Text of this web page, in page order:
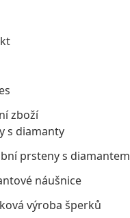
zboží
s diamanty
prsteny s diamantem
náušnice
výroba šperků